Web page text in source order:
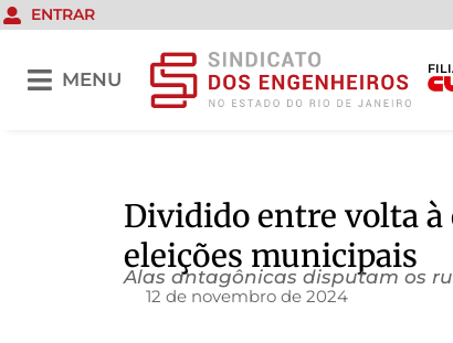
ENTRAR
MENU
Dividido entre volta à
eleições municipais
Alas antagônicas disputam os
12 de novembro de 2024